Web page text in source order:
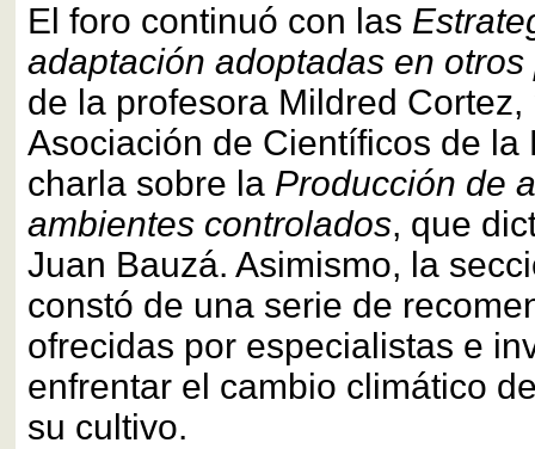
El foro continuó con las
adaptación adoptadas en otros
de la profesora Mildred
Asociación de Científicos de la
charla sobre la Producción de
ambientes controlados, que
Juan Bauzá. Asimismo, la
constó de una serie de
ofrecidas por especialistas e
enfrentar el cambio climático
su cultivo.